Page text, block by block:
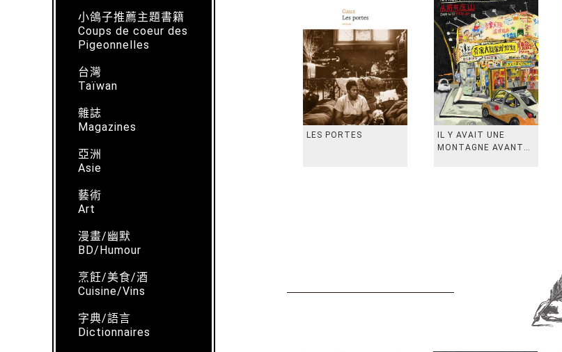
小鴿子推薦主題書籍
Coups de coeur des
Pigeonnelles
台灣
Taïwan
雜誌
Magazines
亞洲
Asie
藝術
Art
漫畫/幽默
BD/Humour
烹飪/美食/酒
Cuisine/Vins
字典/語言
Dictionnaires
LES PORTES
IL Y AVAIT UNE
MONTAGNE AVANT